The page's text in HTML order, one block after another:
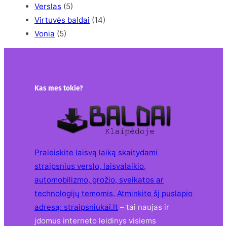
Verslas (5)
Virtuvės baldai (14)
Vonia (5)
Kas mes tokie?
Praleiskite laisvą laiką skaitydami
straipsnius verslo, laisvalaikio,
automobilizmo, grožio, sveikatos ar
technologijų temomis. Atminkite šį puslapio
adresą: straipsniukai.lt – tai naujas ir
įdomus interneto leidinys visiems